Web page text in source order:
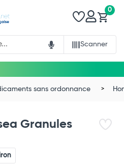
Scanner
0
sans ordonnance
Granules